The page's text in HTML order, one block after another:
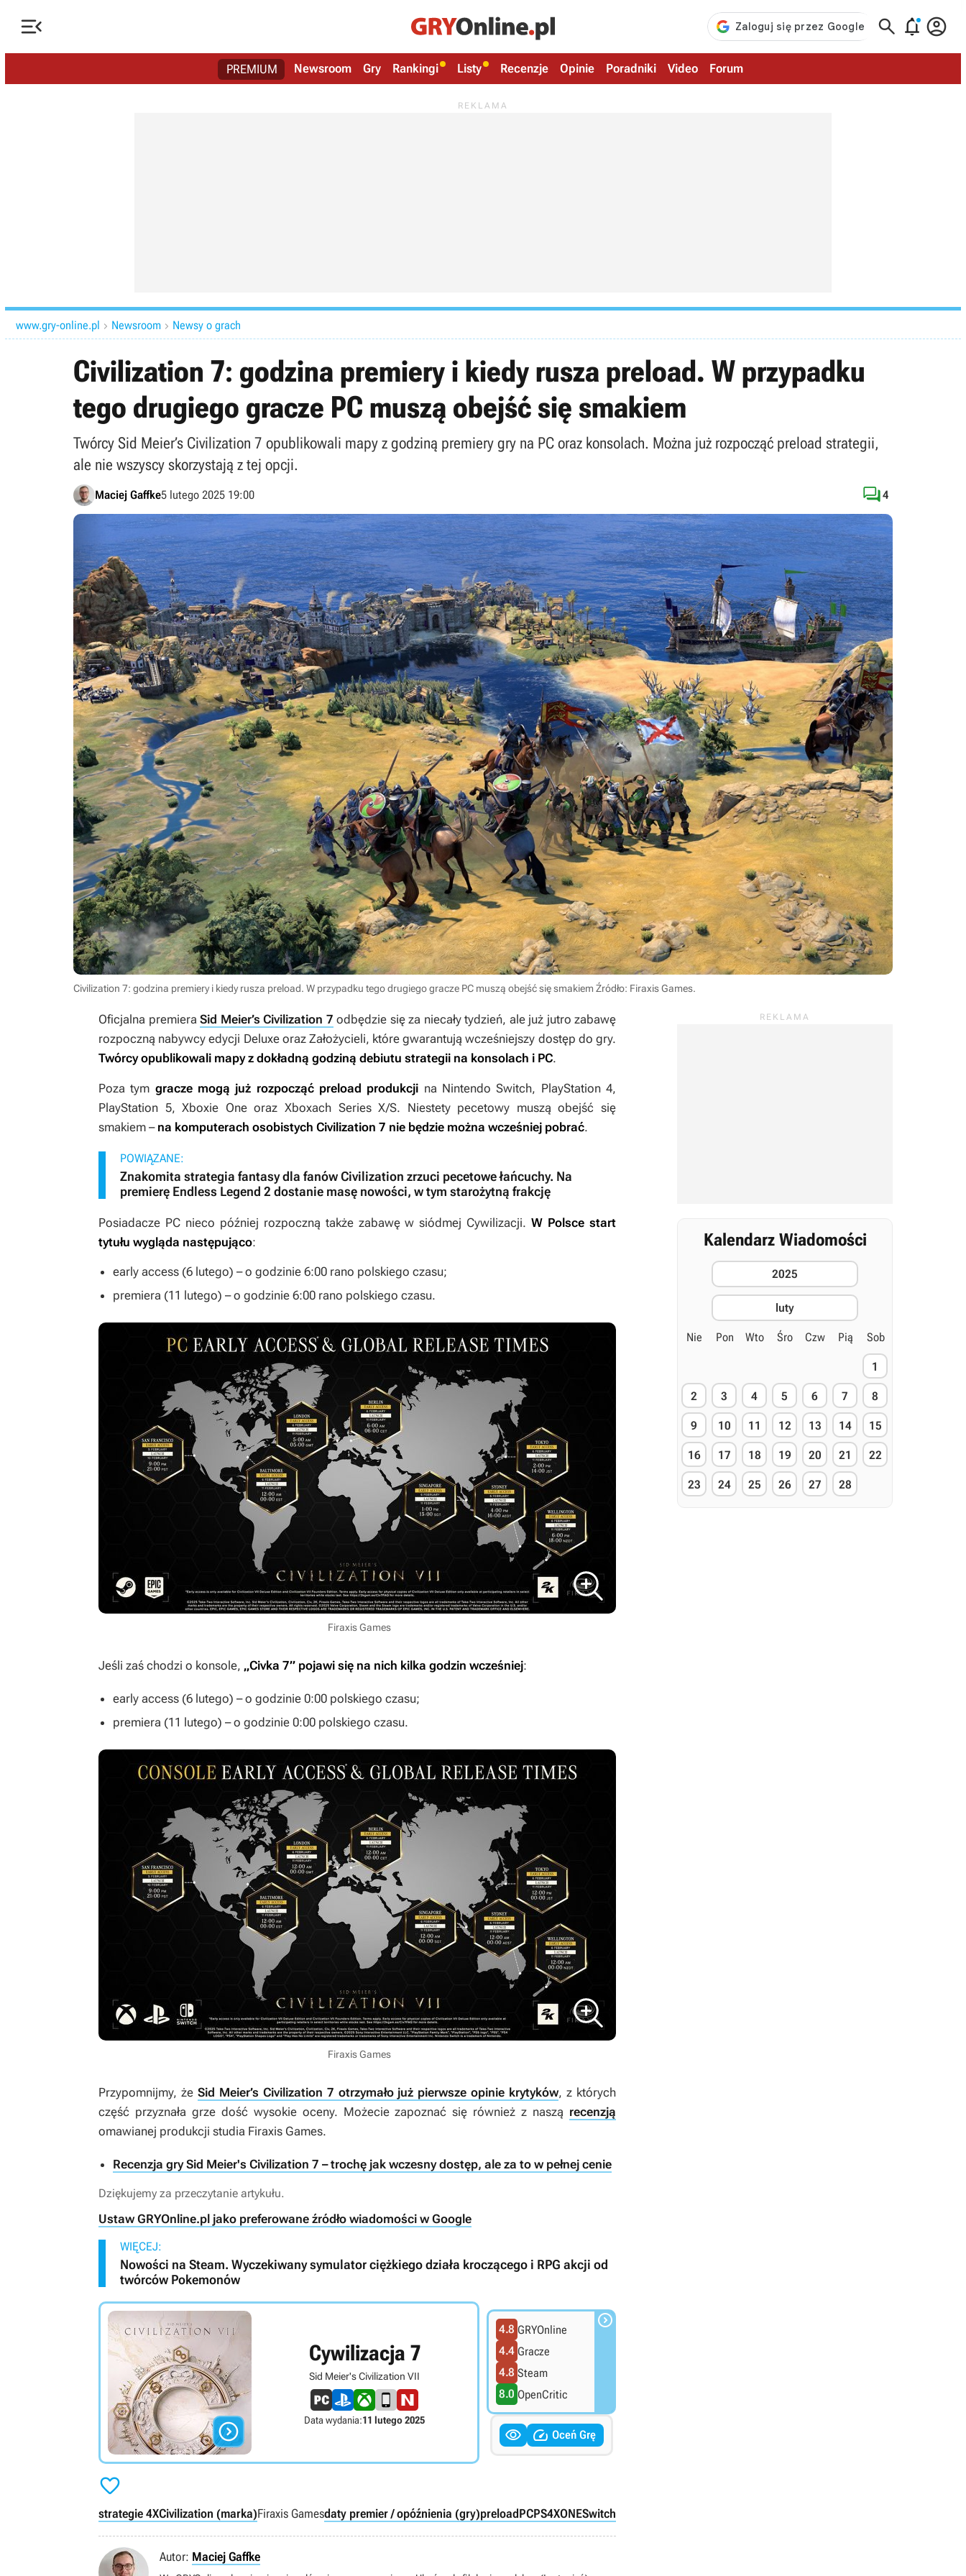
   
PREMIUM Newsroom Gry Rankingi Listy Recenzje Opinie Poradniki Video Forum
www.gry-online.pl  Newsroom  Newsy o grach
Civilization 7: godzina premiery i kiedy rusza preload. W przypadku
tego drugiego gracze PC muszą obejść się smakiem
Twórcy Sid Meier’s Civilization 7 opublikowali mapy z godziną premiery gry na PC oraz konsolach. Można już rozpocząć preload strategii,
ale nie wszyscy skorzystają z tej opcji.
Maciej Gaffke5 lutego 2025 19:00 4
Civilization 7: godzina premiery i kiedy rusza preload. W przypadku tego drugiego gracze PC muszą obejść się smakiem Źródło: Firaxis Games.
Oficjalna premiera Sid Meier’s Civilization 7 odbędzie się za niecały tydzień, ale już jutro zabawę
rozpoczną nabywcy edycji Deluxeoraz Założycieli, które gwarantują wcześniejszy dostęp do gry.
Twórcy opublikowali mapy z dokładną godziną debiutu strategii na konsolach i PC.
Poza tym gracze mogą już rozpocząć preload produkcji na Nintendo Switch, PlayStation 4,
PlayStation 5, Xboxie One oraz Xboxach Series X/S. Niestety pecetowy muszą obejść się
smakiem – na komputerach osobistych Civilization 7 nie będzie można wcześniej pobrać.
POWIĄZANE:
Znakomita strategia fantasy dla fanów Civilization zrzuci pecetowe łańcuchy. Na
premierę Endless Legend 2 dostanie masę nowości, w tym starożytną frakcję
Posiadacze PC nieco później rozpoczną także zabawę w siódmej Cywilizacji.W Polsce start
tytułu wygląda następująco:
early access (6 lutego) – o godzinie 6:00 rano polskiego czasu;
premiera (11 lutego) – o godzinie 6:00 rano polskiego czasu.
Firaxis Games
Jeśli zaś chodzi o konsole, „Civka 7” pojawi się na nich kilka godzin wcześniej:
early access (6 lutego) – o godzinie 0:00 polskiego czasu;
premiera (11 lutego) – o godzinie 0:00 polskiego czasu.
Firaxis Games
Przypomnijmy, że Sid Meier’s Civilization 7 otrzymało już pierwsze opinie krytyków, z których
część przyznała grze dość wysokie oceny. Możecie zapoznać się również z naszą recenzją
omawianej produkcji studia Firaxis Games.
Recenzja gry Sid Meier's Civilization 7 – trochę jak wczesny dostęp, ale za to w pełnej cenie
Dziękujemy za przeczytanie artykułu.
Ustaw GRYOnline.pl jako preferowane źródło wiadomości w Google
WIĘCEJ:
Nowości na Steam. Wyczekiwany symulator ciężkiego działa kroczącego i RPG akcji od
twórców Pokemonów

Cywilizacja 7
Sid Meier's Civilization VII
Data wydania:11 lutego 2025
4.8 GRYOnline
4.4 Gracze
4.8 Steam
8.0 OpenCritic

  Oceń Grę

strategie 4XCivilization (marka)Firaxis Gamesdaty premier / opóźnienia (gry)preloadPCPS4XONESwitch
Autor: Maciej Gaffke
Kalendarz Wiadomości
2025
luty
Nie Pon Wto Śro Czw Pią Sob
1
2 3 4 5 6 7 8
9 10 11 12 13 14 15
16 17 18 19 20 21 22
23 24 25 26 27 28